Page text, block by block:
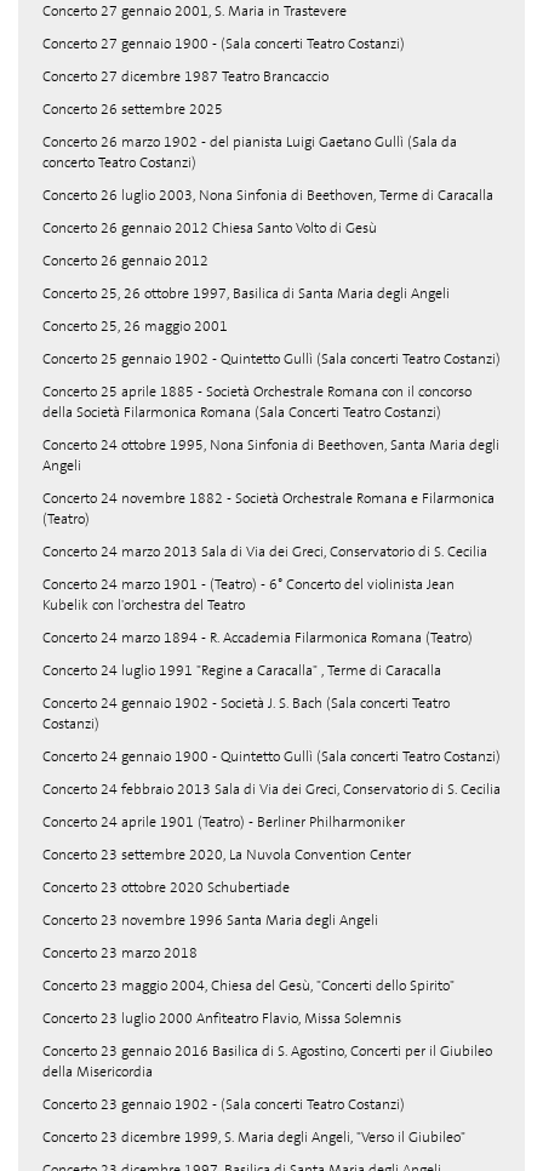
Concerto 27 gennaio 2001, S. Maria in Trastevere
Concerto 27 gennaio 1900 - (Sala concerti Teatro Costanzi)
Concerto 27 dicembre 1987 Teatro Brancaccio
Concerto 26 settembre 2025
Concerto 26 marzo 1902 - del pianista Luigi Gaetano Gullì (Sala da
concerto Teatro Costanzi)
Concerto 26 luglio 2003, Nona Sinfonia di Beethoven, Terme di Caracalla
Concerto 26 gennaio 2012 Chiesa Santo Volto di Gesù
Concerto 26 gennaio 2012
Concerto 25, 26 ottobre 1997, Basilica di Santa Maria degli Angeli
Concerto 25, 26 maggio 2001
Concerto 25 gennaio 1902 - Quintetto Gullì (Sala concerti Teatro Costanzi)
Concerto 25 aprile 1885 - Società Orchestrale Romana con il concorso
della Società Filarmonica Romana (Sala Concerti Teatro Costanzi)
Concerto 24 ottobre 1995, Nona Sinfonia di Beethoven, Santa Maria degli
Angeli
Concerto 24 novembre 1882 - Società Orchestrale Romana e Filarmonica
(Teatro)
Concerto 24 marzo 2013 Sala di Via dei Greci, Conservatorio di S. Cecilia
Concerto 24 marzo 1901 - (Teatro) - 6° Concerto del violinista Jean
Kubelik con l'orchestra del Teatro
Concerto 24 marzo 1894 - R. Accademia Filarmonica Romana (Teatro)
Concerto 24 luglio 1991 "Regine a Caracalla" , Terme di Caracalla
Concerto 24 gennaio 1902 - Società J. S. Bach (Sala concerti Teatro
Costanzi)
Concerto 24 gennaio 1900 - Quintetto Gullì (Sala concerti Teatro Costanzi)
Concerto 24 febbraio 2013 Sala di Via dei Greci, Conservatorio di S. Cecilia
Concerto 24 aprile 1901 (Teatro) - Berliner Philharmoniker
Concerto 23 settembre 2020, La Nuvola Convention Center
Concerto 23 ottobre 2020 Schubertiade
Concerto 23 novembre 1996 Santa Maria degli Angeli
Concerto 23 marzo 2018
Concerto 23 maggio 2004, Chiesa del Gesù, "Concerti dello Spirito"
Concerto 23 luglio 2000 Anfiteatro Flavio, Missa Solemnis
Concerto 23 gennaio 2016 Basilica di S. Agostino, Concerti per il Giubileo
della Misericordia
Concerto 23 gennaio 1902 - (Sala concerti Teatro Costanzi)
Concerto 23 dicembre 1999, S. Maria degli Angeli, "Verso il Giubileo"